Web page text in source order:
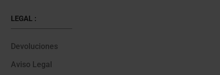
LEGAL :
Devoluciones
Aviso Legal